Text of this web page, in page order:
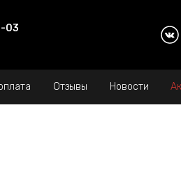
03
Отзывы Новости